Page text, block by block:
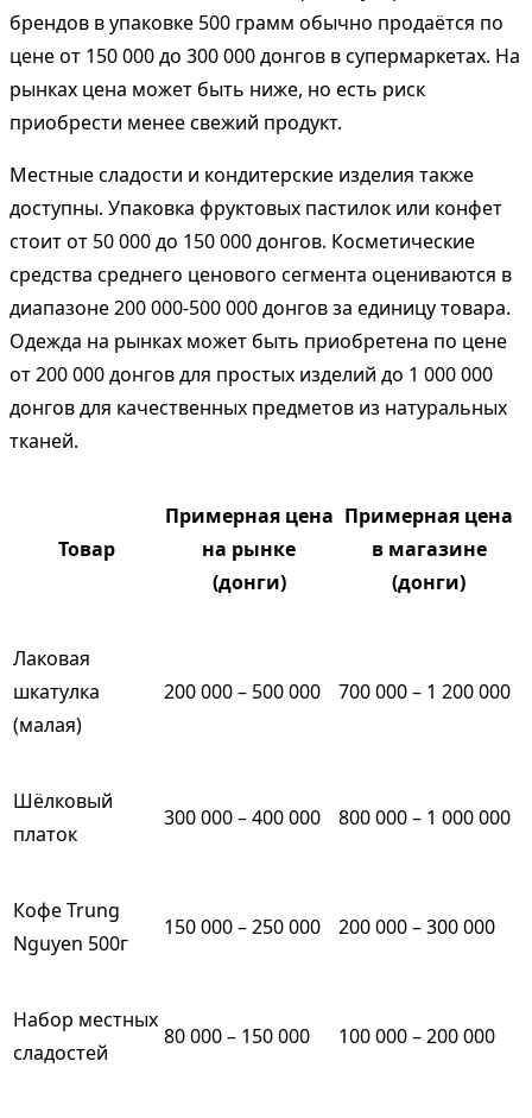
брендов в упаковке 500 грамм обычно продаётся по
цене от 150 000 до 300 000 донгов в супермаркетах. На
рынках цена может быть ниже, но есть риск
приобрести менее свежий продукт.
Местные сладости и кондитерские изделия также
доступны. Упаковка фруктовых пастилок или конфет
стоит от 50 000 до 150 000 донгов. Косметические
средства среднего ценового сегмента оцениваются в
диапазоне 200 000-500 000 донгов за единицу товара.
Одежда на рынках может быть приобретена по цене
от 200 000 донгов для простых изделий до 1 000 000
донгов для качественных предметов из натуральных
тканей.
Товар
Примерная цена
на рынке
(донги)
Примерная цена
в магазине
(донги)
Лаковая
шкатулка
(малая)
200 000 – 500 000 700 000 – 1 200 000
Шёлковый
платок
300 000 – 400 000 800 000 – 1 000 000
Кофе Trung
Nguyen 500г
150 000 – 250 000 200 000 – 300 000
Набор местных
сладостей
80 000 – 150 000 100 000 – 200 000